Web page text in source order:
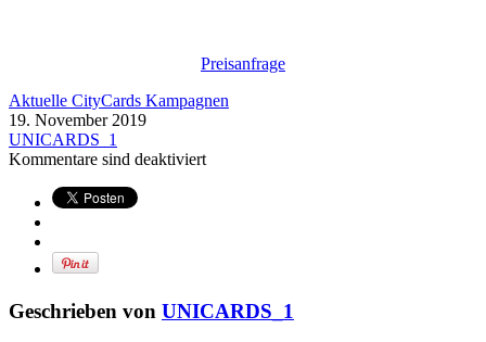
Preisanfrage
Aktuelle CityCards Kampagnen
19. November 2019
UNICARDS_1
Kommentare sind deaktiviert
Geschrieben von UNICARDS_1